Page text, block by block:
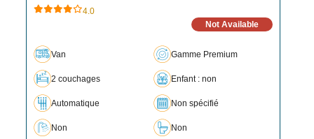
4.0
Not Available
Van Gamme Premium
2 couchages Enfant : non
Automatique Non spécifié
Non Non